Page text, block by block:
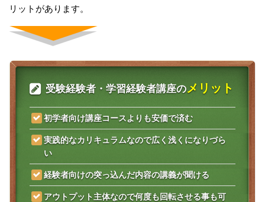
リットがあります。
受験経験者・学習経験者講座のメリット
初学者向け講座コースよりも安価で済む
実践的なカリキュラムなので広く浅くになりづら
い
経験者向けの突っ込んだ内容の講義が聞ける
アウトプット主体なので何度も回転させる事も可